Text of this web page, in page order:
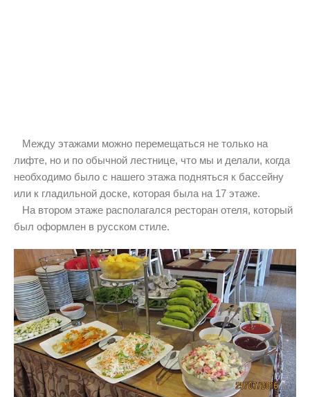
Между этажами можно перемещаться не только на
лифте, но и по обычной лестнице, что мы и делали, когда
необходимо было с нашего этажа подняться к бассейну
или к гладильной доске, которая была на 17 этаже.
На втором этаже располагался ресторан отеля, который
был оформлен в русском стиле.